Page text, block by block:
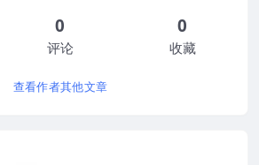
0
评论
0
收藏
查看作者其他文章